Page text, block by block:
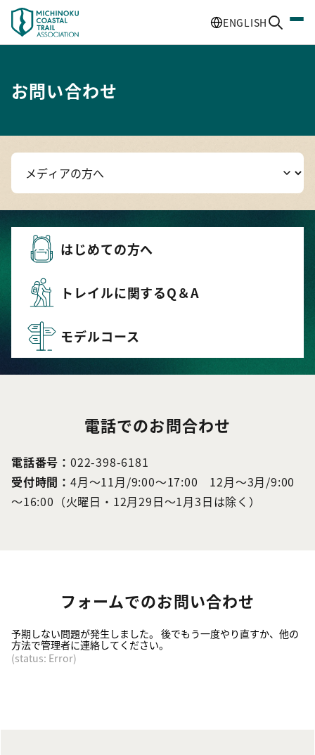
ENGLISH
お問い合わせ
はじめての方へ
トレイルに関するQ＆A
モデルコース
電話でのお問合わせ
電話番号： 022-398-6181
受付時間： 4月～11月/9:00～17:00 12月～3月/9:00
～16:00（火曜日・12月29日～1月3日は除く）
フォームでのお問い合わせ
予期しない問題が発生しました。 後でもう一度やり直すか、他の
方法で管理者に連絡してください。
(status: Error)